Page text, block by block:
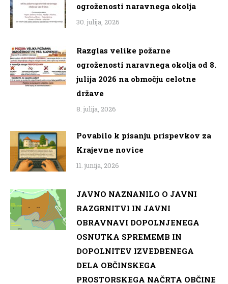
ogroženosti naravnega okolja
30. julija, 2026
Razglas velike požarne
ogroženosti naravnega okolja od 8.
julija 2026 na območju celotne
države
8. julija, 2026
Povabilo k pisanju prispevkov za
Krajevne novice
11. junija, 2026
JAVNO NAZNANILO O JAVNI
RAZGRNITVI IN JAVNI
OBRAVNAVI DOPOLNJENEGA
OSNUTKA SPREMEMB IN
DOPOLNITEV IZVEDBENEGA
DELA OBČINSKEGA
PROSTORSKEGA NAČRTA OBČINE